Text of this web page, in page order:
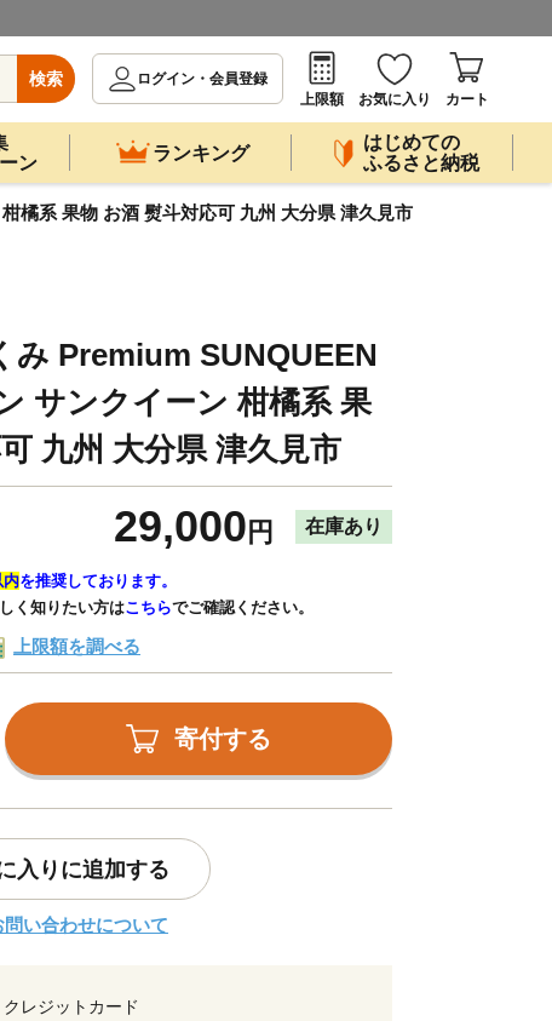
検索
ログイン・会員登録
上限額
お気に入り カート
ン
ランキング
はじめての
ふるさと納税
橘系 果物 お酒 熨斗対応可 九州 大分県 津久見市
み Premium SUNQUEEN
サンクイーン 柑橘系 果
九州 大分県 津久見市
29,000 円 在庫あり
内を推奨しております。
く知りたい方はこちらでご確認ください。
上限額を調べる
寄付する
入りに追加する
問い合わせについて
クレジットカード